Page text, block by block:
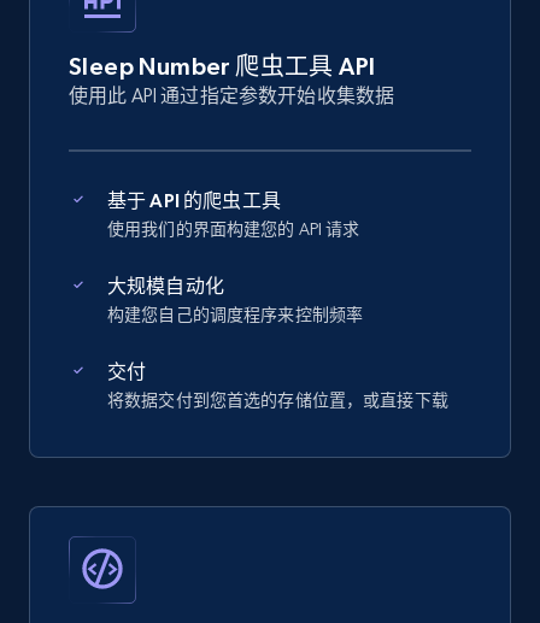
Sleep Number 爬虫工具 API
使用此 API 通过指定参数开始收集数据
基于 API 的爬虫工具
使用我们的界面构建您的 API 请求
大规模自动化
构建您自己的调度程序来控制频率
交付
将数据交付到您首选的存储位置，或直接下载